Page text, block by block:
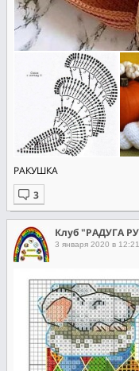
РАКУШКА
Клуб "РАДУГА
3 января 2020 в 12:21